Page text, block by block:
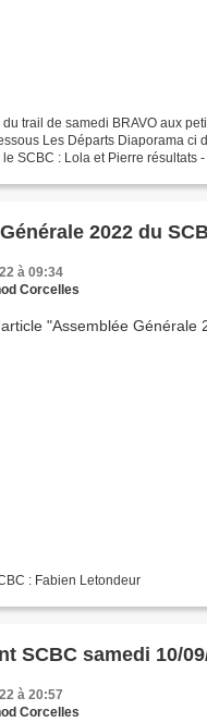
trail de samedi BRAVO aux
Les Départs Diaporama ci
: Lola et Pierre résultats - parcours-
2022 du
à 09:34
Corcelles
: Fabien Letondeur
SCBC samedi 10/
à 20:57
Corcelles